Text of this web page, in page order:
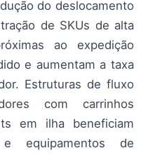
do deslocamento
de SKUs de alta
ao expedição
e aumentam a taxa
Estruturas de fluxo
com carrinhos
em ilha beneficiam
e equipamentos de